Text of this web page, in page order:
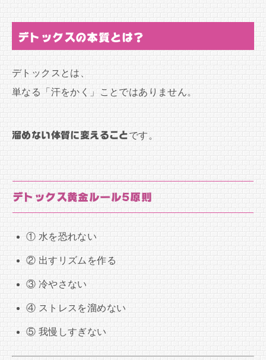
デトックスの本質とは？
デトックスとは、
単なる「汗をかく」ことではありません。
溜めない体質に変えることです。
デトックス黄金ルール5原則
① 水を恐れない
② 出すリズムを作る
③ 冷やさない
④ ストレスを溜めない
⑤ 我慢しすぎない